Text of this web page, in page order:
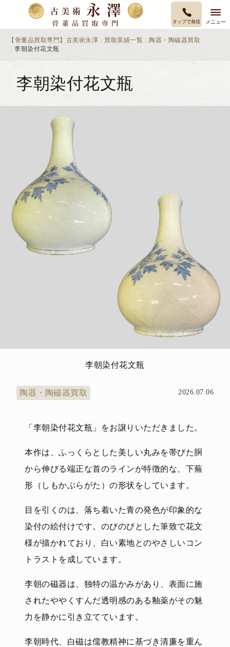
タップで発信 メニュー
【骨董品買取専門】古美術永澤 買取実績一覧
陶器・陶磁器買取
李朝染付花文瓶
李朝染付花文瓶
李朝染付花文瓶
陶器・陶磁器買取 2026.07.06
「李朝染付花文瓶」をお譲りいただきました。
本作は、ふっくらとした美しい丸みを帯びた胴
から伸びる端正な首のラインが特徴的な、下蕪
形（しもかぶらがた）の形状をしています。
目を引くのは、落ち着いた青の発色が印象的な
染付の絵付けです。のびのびとした筆致で花文
様が描かれており、白い素地とのやさしいコン
トラストを成しています。
李朝の磁器は、独特の温かみがあり、表面に施
されたややくすんだ透明感のある釉薬がその魅
力を静かに引き立てています。
李朝時代、白磁は儒教精神に基づき清廉を重ん